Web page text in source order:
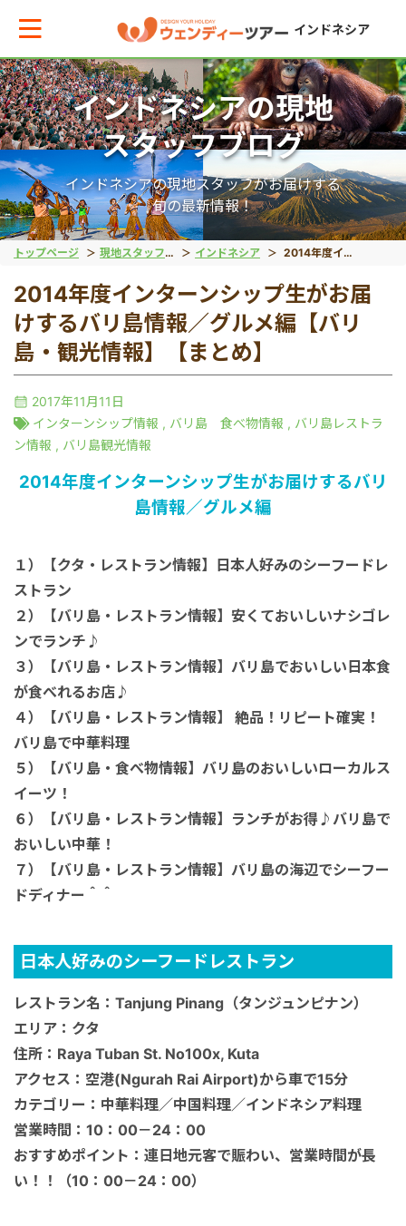
インドネシア
トップページ 現地スタッフブログ インドネシア 2014年度インターンシップ生がお届けするバリ島情報／グルメ編【バリ島・観光情報】【まとめ】
インドネシアの現地
スタッフブログ
インドネシアの現地スタッフがお届けする
旬の最新情報！
2014年度インターンシップ生がお届
けするバリ島情報／グルメ編【バリ
島・観光情報】【まとめ】
2017年11月11日
インターンシップ情報 , バリ島 食べ物情報 , バリ島レストラ
ン情報 , バリ島観光情報
2014年度インターンシップ生がお届けするバリ
島情報／グルメ編
１）【クタ・レストラン情報】日本人好みのシーフードレ
ストラン
２）【バリ島・レストラン情報】安くておいしいナシゴレ
ンでランチ♪
３）【バリ島・レストラン情報】バリ島でおいしい日本食
が食べれるお店♪
４）【バリ島・レストラン情報】 絶品！リピート確実！
バリ島で中華料理
５）【バリ島・食べ物情報】バリ島のおいしいローカルス
イーツ！
６）【バリ島・レストラン情報】ランチがお得♪バリ島で
おいしい中華！
７）【バリ島・レストラン情報】バリ島の海辺でシーフー
ドディナー＾＾
日本人好みのシーフードレストラン
レストラン名：Tanjung Pinang（タンジュンピナン）
エリア：クタ
住所：Raya Tuban St. No100x, Kuta
アクセス：空港(Ngurah Rai Airport)から車で15分
カテゴリー：中華料理／中国料理／インドネシア料理
営業時間：10：00－24：00
おすすめポイント：連日地元客で賑わい、営業時間が長
い！！（10：00－24：00）
メインメニューへ戻る
マから現地ツアーを探す
系
ツアー
VIPアシスト
送迎
ターンシップ
遺産
ャーター
サポート
メインメニューへ戻る
アからお役立ち情報を探す
ドネシア
ナム
ーシア
ガポール
戻る
動物系
象
コモドドラゴン
サファリパーク
動物園
戻る
離島ツアー
レンボンガン島
ヌサペニダ島
ロンボク島
ギリ島
戻る
世界遺産
ボロブドゥール遺跡
プランバナン遺跡
コモド島
戻る
秘境
タナトラジャ
ブロモ山